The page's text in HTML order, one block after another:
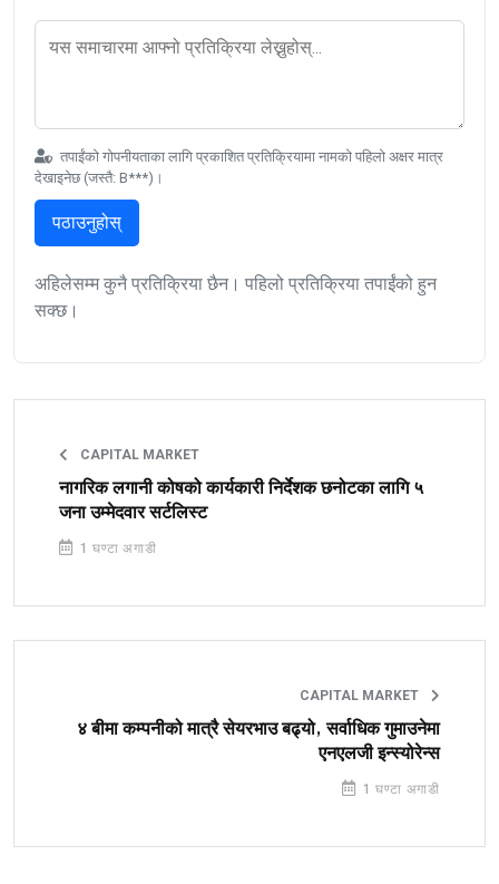
तपाईंको गोपनीयताका लागि प्रकाशित प्रतिक्रियामा नामको पहिलो अक्षर मात्र
देखाइनेछ (जस्तै: B***)।
पठाउनुहोस्
अहिलेसम्म कुनै प्रतिक्रिया छैन। पहिलो प्रतिक्रिया तपाईंको हुन
सक्छ।
CAPITAL MARKET
नागरिक लगानी कोषको कार्यकारी निर्देशक छनोटका लागि ५
जना उम्मेदवार सर्टलिस्ट
1 घण्टा अगाडी
CAPITAL MARKET
४ बीमा कम्पनीको मात्रै सेयरभाउ बढ्यो, सर्वाधिक गुमाउनेमा
एनएलजी इन्स्योरेन्स
1 घण्टा अगाडी